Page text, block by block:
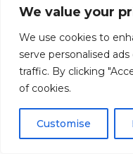
We value your
We use cookies to
serve personalised
traffic. By clicking
of cookies.
Customise
sensibles des
minimal : des
comme TLS 1.3
robustesse, mais
Au-delà du